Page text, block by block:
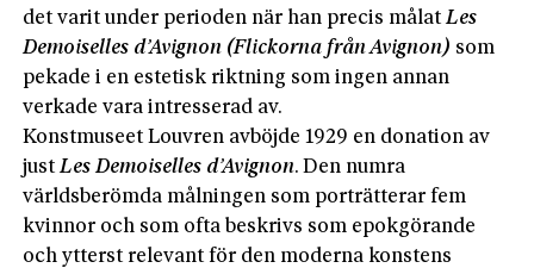
det varit under perioden när han precis målatLes
Demoiselles d’Avignon (Flickorna från Avignon) som
pekade i en estetisk riktning som ingen annan
verkade vara intresserad av.
Konstmuseet Louvren avböjde 1929 en donation av
justLes Demoiselles d’Avignon. Den numra
världsberömda målningen som porträtterar fem
kvinnor och som ofta beskrivs som epokgörande
och ytterst relevant för den moderna konstens